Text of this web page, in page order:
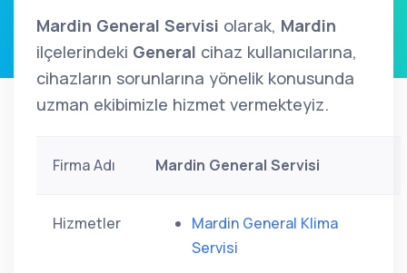
Mardin General Servisi olarak, Mardin
ilçelerindeki General cihaz kullanıcılarına,
cihazların sorunlarına yönelik konusunda
uzman ekibimizle hizmet vermekteyiz.
Firma Adı Mardin General Servisi
Hizmetler
Mardin General Klima
Servisi